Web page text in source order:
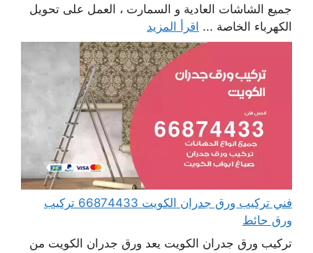
جميع الشاشات العادية و السمارت ، العمل على تحويل
الكهرباء الخاصة ... اقرأ المزيد
فني تركيب ورق جدران الكويت 66874433 تركيب
ورق حائط
تركيب ورق جدران الكويت يعد ورق جدران الكويت من